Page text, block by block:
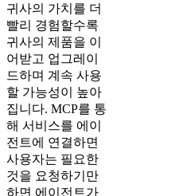
귀사의 가치를 더
빨리 경험할수록
귀사의 제품을 이
어받고 업그레이
드하며 계속 사용
할 가능성이 높아
집니다. MCP를 통
해 서비스를 에이
전트에 연결하면
사용자는 필요한
것을 요청하기만
하면 에이전트가